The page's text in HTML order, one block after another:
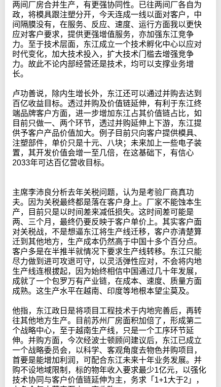
两间厂房合并生产，有更强协同性。已往两间厂各自为
政，将模具跟注塑分开，今天连成一线以面对客户，中
间隔膜没有，在服务、反应、速度、运行方面我以更快
应对客户要求，提供更强增值服务，亦加强东江竞争
力。至于技术层面，东江成立一个技术孵化中心以应对
时代变化，加大技术投入，扩大技术门槛去增强竞争
力。故此不论内部经营还是技术，均可以支撑业务增
长。
卢功善说，除内生增长外，东江还可以通过并购去达到
百亿收益目标。透过并购及价值链延伸，有利于东江终
端品牌客户方面，进一步增加东江占其价值链占比，如
目前只做一、两个环节，透过并购延伸上下游，东江提
供予客户产品价值加大。例子目前只向客户提供模具、
注塑部件，单价只是十元、八块；未来加上一些电子装
置，其开发价值会增一至几倍，在这基础下，有信心
2033年可达百亿营收目标。
主席李沛良分析去年关税问题，认为是考验厂商真功
夫。因为关税最终都是落在客户身上。厂家不能蚀本生
产，目前只是以时间差来减低损失。这时间差可能是
两、三个月，最终仍要反映于客户单价上。其实客户面
对关税战，不是想逼东江将生产线迁移，客户亦清楚算
迁到其他地方，生产成本仍然高于中国十多个百分点。
客户多是在半推半就情况下要求生产线转移。东江只能
尽力做到进可攻退可守，以灵活弹性应对，不会将内地
生产线连根拔起，因为始终相信中国通过几十年发展，
成就了一个包罗万有产业链，在成本、速度、质量方面
成熟。这生产水平在越南、印度等地根本望尘莫及。
他指，东江政日是将项目工程技术于内地完善后，再转
往其他地方生产。目前苏州厂房面积加倍了，形成第二
个战略中心，至于越南生产线，只是一个工序环节延
伸。并购方面，今次经波士顿顾问建议后，东江已成立
一个战略委员会，以科学、客观角度去物色并购项目，
首要是能增加利润，可配合东江未来十年业务发展。并
购不设地域限制，标的物年收入要求最少1亿元，以强化
技术协同与客户价值链延伸为主，务求「1+1大于2」，